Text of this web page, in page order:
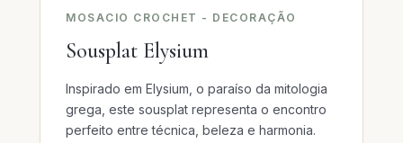
MOSACIO CROCHET - DECORAÇÃO
Sousplat Elysium
Inspirado em Elysium, o paraíso da mitologia
grega, este sousplat representa o encontro
perfeito entre técnica, beleza e harmonia.